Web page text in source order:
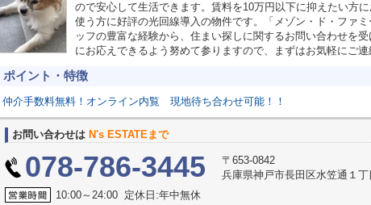
ので安心して生活できます。賃料を10万円以下に抑えたい方
使う方に好評の光回線導入の物件です。「メゾン・ド・ファ
ッフの豊富な経験から、住まい探しに関するお問い合わせを
にお応えできるよう努めて参りますので、まずはお気軽にご連
ポイント・特徴
仲介手数料無料！オンライン内覧 現地待ち合わせ可能！！
お問い合わせは N's ESTATEまで
078-786-3445
〒653-0842
兵庫県神戸市長田区水笠通１
10:00～24:00 定休日:年中無休